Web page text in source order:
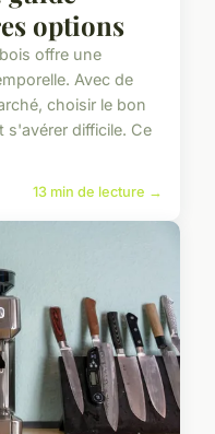
options
offre une
Avec de
choisir le bon
s'avérer difficile. Ce
13 min de lecture →